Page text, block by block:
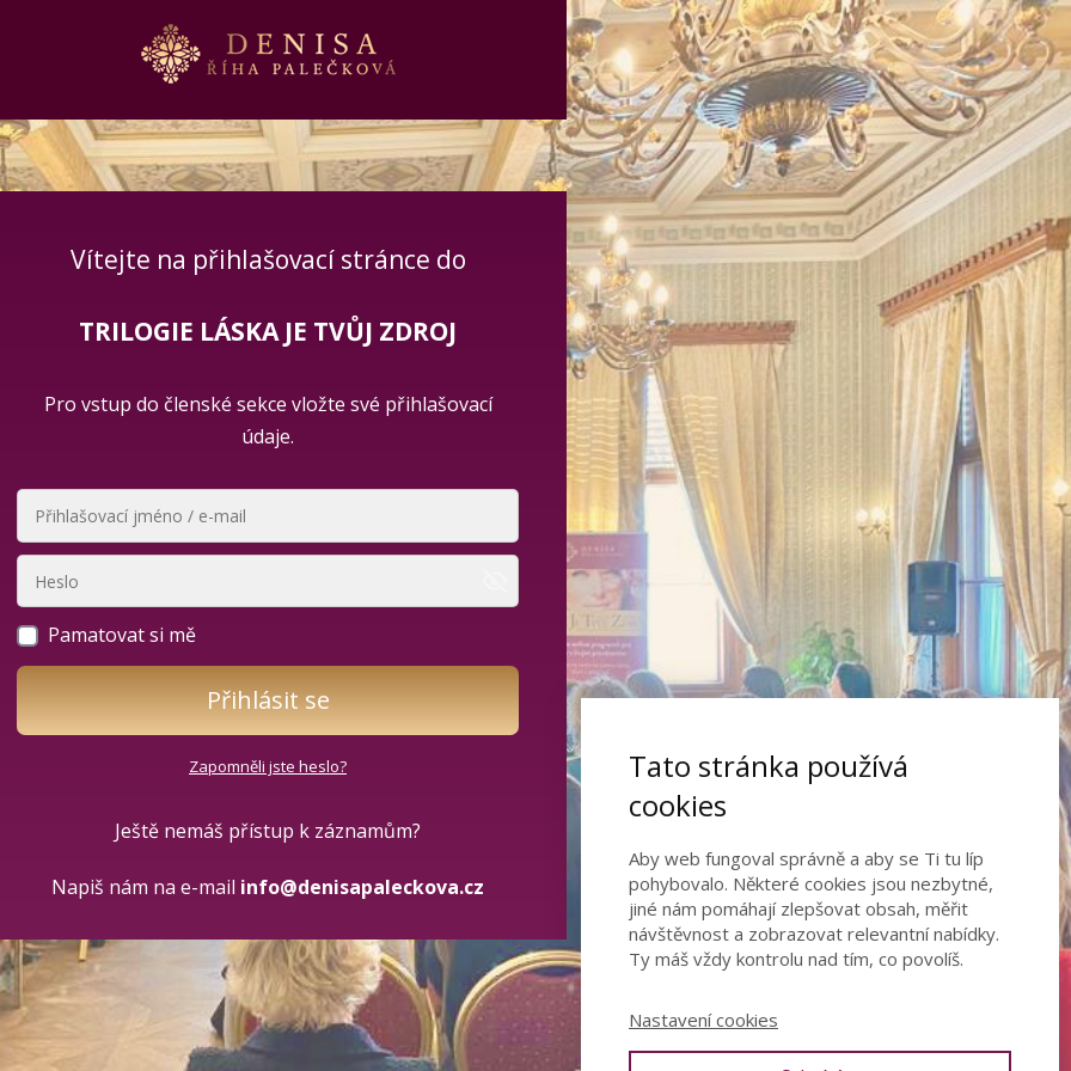
Vítejte na přihlašovací stránce do
TRILOGIE LÁSKA JE TVŮJ ZDROJ
Pro vstup do členské sekce vložte své přihlašovací
údaje.
Pamatovat si mě
Přihlásit se
Zapomněli jste heslo?
Ještě nemáš přístup k záznamům?
Napiš nám na e-mail info@denisapaleckova.cz
Tato stránka používá
cookies
Aby web fungoval správně a aby se Ti tu líp
pohybovalo. Některé cookies jsou nezbytné,
jiné nám pomáhají zlepšovat obsah, měřit
návštěvnost a zobrazovat relevantní nabídky.
Ty máš vždy kontrolu nad tím, co povolíš.
Nastavení cookies